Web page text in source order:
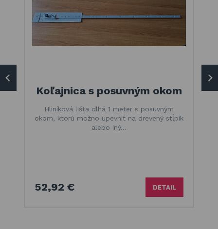
Koľajnica s posuvným okom
Hliníková lišta dlhá 1 meter s posuvným
okom, ktorú možno upevniť na drevený stĺpik
alebo iný…
52,92 € DETAIL